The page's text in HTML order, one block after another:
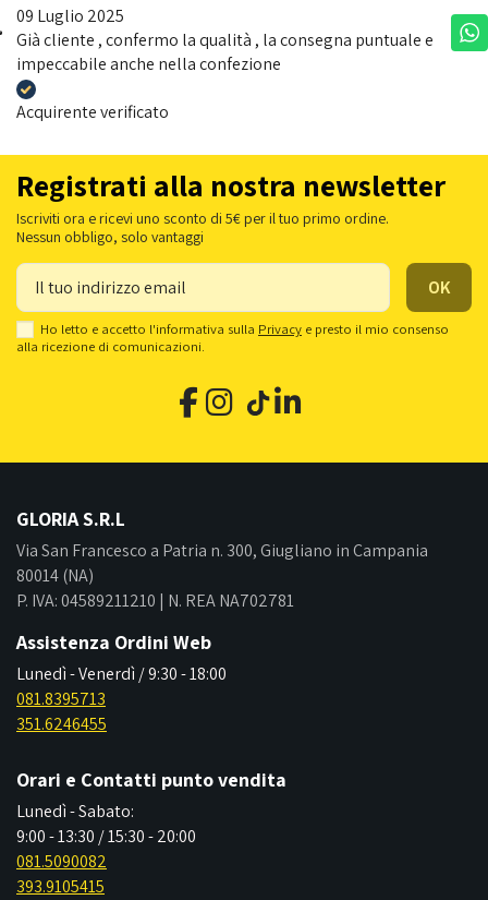
09 Luglio 2025
Già cliente , confermo la qualità , la consegna puntuale e
impeccabile anche nella confezione
Acquirente verificato
Registrati alla nostra newsletter
Iscriviti ora e ricevi uno sconto di 5€ per il tuo primo ordine.
Nessun obbligo, solo vantaggi
Ho letto e accetto l'informativa sulla Privacy e presto il mio consenso
alla ricezione di comunicazioni.
GLORIA S.R.L
Via San Francesco a Patria n. 300, Giugliano in Campania
80014 (NA)
P. IVA: 04589211210 | N. REA NA702781
Assistenza Ordini Web
Lunedì - Venerdì / 9:30 - 18:00
081.8395713
351.6246455
Orari e Contatti punto vendita
Lunedì - Sabato:
9:00 - 13:30 / 15:30 - 20:00
081.5090082
393.9105415